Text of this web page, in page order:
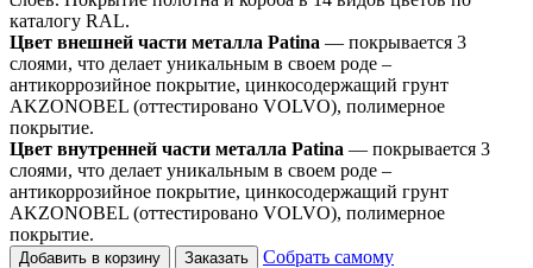
каталогу RAL.
Цвет внешней части металла Patina — покрывается 3
слоями, что делает уникальным в своем роде –
антикоррозийное покрытие, цинкосодержащий грунт
AKZONOBEL (оттестировано VOLVO), полимерное
покрытие.
Цвет внутренней части металла Patina — покрывается 3
слоями, что делает уникальным в своем роде –
антикоррозийное покрытие, цинкосодержащий грунт
AKZONOBEL (оттестировано VOLVO), полимерное
покрытие.
Добавить в корзину Заказать
Собрать самому